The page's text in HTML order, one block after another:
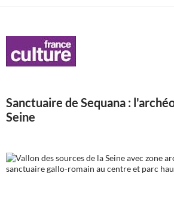
Sanctuaire de Sequana :
Seine